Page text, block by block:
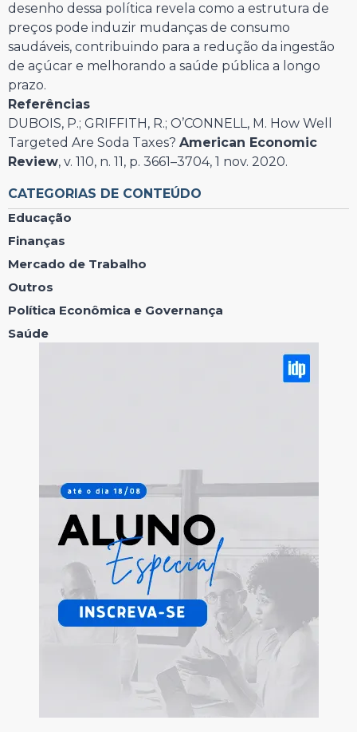
desenho dessa política revela como a estrutura de
preços pode induzir mudanças de consumo
saudáveis, contribuindo para a redução da ingestão
de açúcar e melhorando a saúde pública a longo
prazo.
Referências
DUBOIS, P.; GRIFFITH, R.; O’CONNELL, M. How Well
Targeted Are Soda Taxes? American Economic
Review, v. 110, n. 11, p. 3661–3704, 1 nov. 2020.
CATEGORIAS DE CONTEÚDO
Educação
Finanças
Mercado de Trabalho
Outros
Política Econômica e Governança
Saúde